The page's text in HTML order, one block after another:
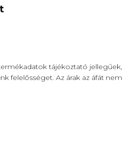
tájékoztató jellegűek,
felelősséget. Az árak az áfát nem